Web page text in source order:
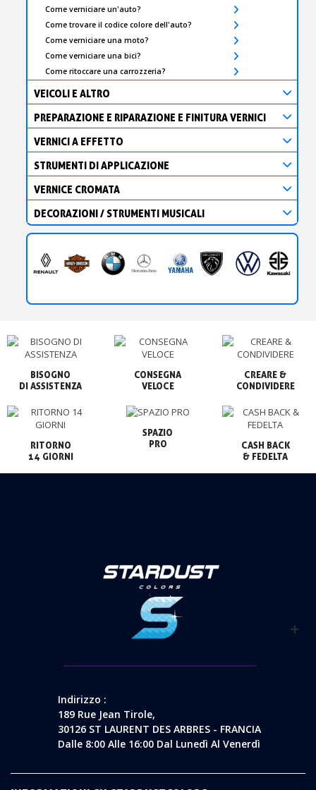
Come verniciare un'auto?
Come trovare il codice colore dell'auto?
Come verniciare una moto?
Come verniciare una bici?
Come ritoccare una carrozzeria?
VEICOLI E ALTRO
PREPARAZIONE E RIPARAZIONE E FINITURA VERNICI
VERNICI A EFFETTO
STRUMENTI DI APPLICAZIONE
VERNICE CROMATA
DECORAZIONI / STRUMENTI MUSICALI
BISOGNO
CONSEGNA
VELOCE
CREARE &
CONDIVIDERE
RITORNO
14 GIORNI
SPAZIO
PRO
CASH BACK
& FEDELTA
Indirizzo :
189 Rue Jean Tirole,
30126 ST LAURENT DES ARBRES - FRANCIA
Dalle 8:00 Alle 16:00 Dal Lunedì Al Venerdì